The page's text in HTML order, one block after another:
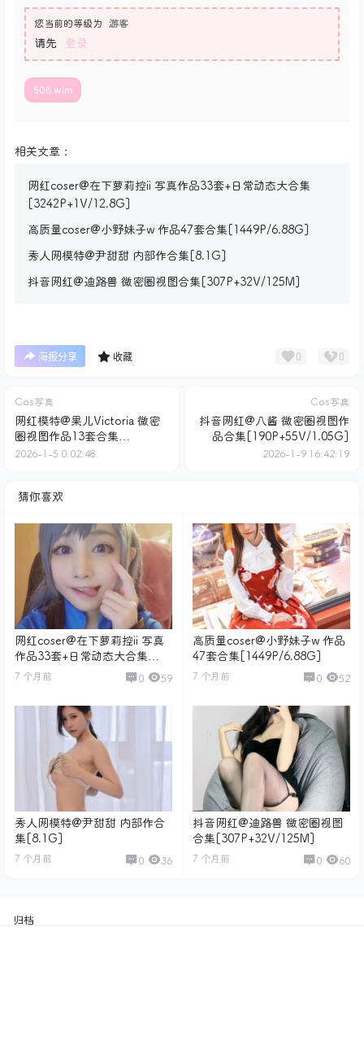
您当前的等级为 游客
请先 登录
506.wim
相关文章：
网红coser@在下萝莉控ii 写真作品33套+日常动态大合集
[3242P+1V/12.8G]
高质量coser@小野妹子w 作品47套合集[1449P/6.88G]
秀人网模特@尹甜甜 内部作合集[8.1G]
抖音网红@迪路兽 微密圈视图合集[307P+32V/125M]
海报分享 收藏 0 0
Cos写真
网红模特@果儿Victoria 微密
圈视图作品13套合集
[352P+5V/2.62G]
2026-1-5 0:02:48
Cos写真
抖音网红@八酱 微密圈视图作
品合集[190P+55V/1.05G]
2026-1-9 16:42:19
猜你喜欢
网红coser@在下萝莉控ii 写真
作品33套+日常动态大合集
[3242P+1V/12.8G]
7 个月前 0 59
高质量coser@小野妹子w 作品
47套合集[1449P/6.88G]
7 个月前 0 52
秀人网模特@尹甜甜 内部作合
集[8.1G]
7 个月前 0 36
抖音网红@迪路兽 微密圈视图
合集[307P+32V/125M]
7 个月前 0 60
归档